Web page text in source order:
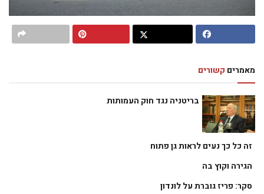
מאמרים קשורים
בריטניה נגד חוק העמותות
זה כל כך נעים לראות גן פתוח
הגירה וקוץ בה
סקר: פריז גוברת על לונדון